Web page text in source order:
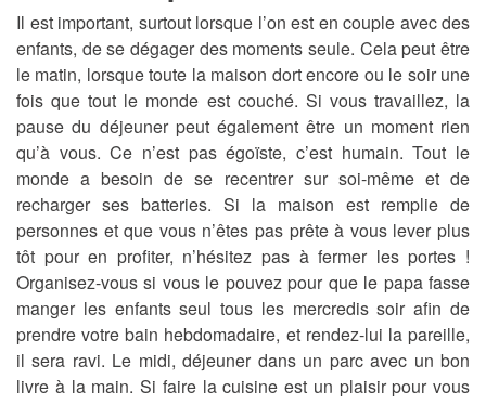
Il est important, surtout lorsque l’on est en couple avec des
enfants, de se dégager des moments seule. Cela peut être
le matin, lorsque toute la maison dort encore ou le soir une
fois que tout le monde est couché. Si vous travaillez, la
pause du déjeuner peut également être un moment rien
qu’à vous. Ce n’est pas égoïste, c’est humain. Tout le
monde a besoin de se recentrer sur soi-même et de
recharger ses batteries. Si la maison est remplie de
personnes et que vous n’êtes pas prête à vous lever plus
tôt pour en profiter, n’hésitez pas à fermer les portes !
Organisez-vous si vous le pouvez pour que le papa fasse
manger les enfants seul tous les mercredis soir afin de
prendre votre bain hebdomadaire, et rendez-lui la pareille,
il sera ravi. Le midi, déjeuner dans un parc avec un bon
livre à la main. Si faire la cuisine est un plaisir pour vous